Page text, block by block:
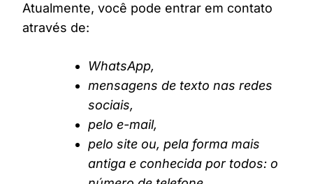
Atualmente, você pode entrar em contato
através de:
WhatsApp,
mensagens de texto nas redes
sociais,
pelo e-mail,
pelo site ou, pela forma mais
antiga e conhecida por todos: o